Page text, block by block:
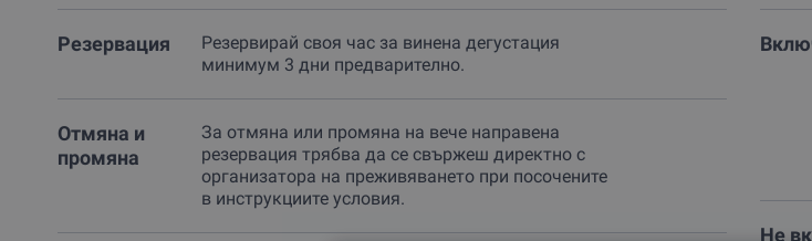
Резервация
Резервирай своя час за винена дегустация
минимум 3 дни предварително.
Отмяна и
промяна
За отмяна или промяна на вече направена
резервация трябва да се свържеш директно с
организатора на преживяването при посочените
в инструкциите условия.
Не